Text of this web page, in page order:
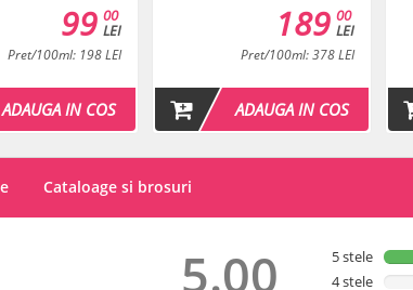
00
LEI
99
Pret/100ml: 198 LEI
ADAUGA IN COS
00
LEI
189
Pret/100ml: 378 LEI
ADAUGA IN COS
Cataloage si brosuri
5.00 5 stele
4 stele